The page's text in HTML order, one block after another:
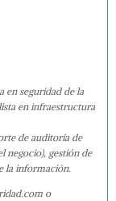
en seguridad de la
en infraestructura
de auditoría de
negocio), gestión de
la información.
o